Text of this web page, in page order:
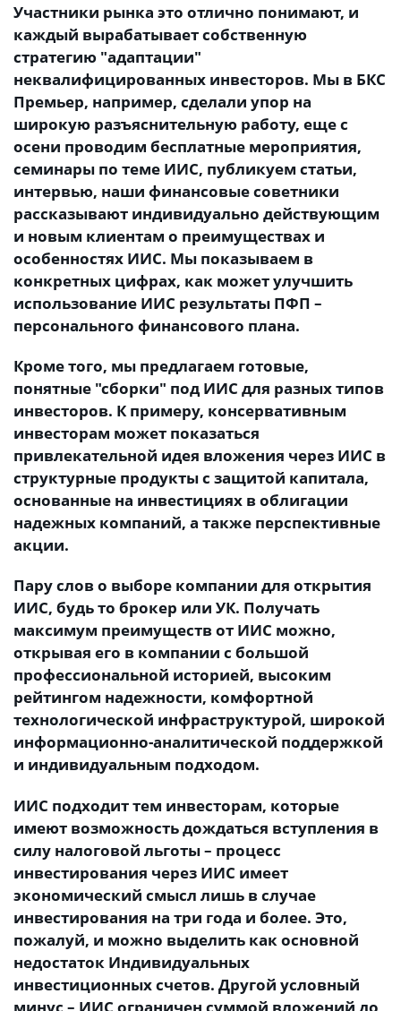
Участники рынка это отлично понимают, и
каждый вырабатывает собственную
стратегию "адаптации"
неквалифицированных инвесторов. Мы в БКС
Премьер, например, сделали упор на
широкую разъяснительную работу, еще с
осени проводим бесплатные мероприятия,
семинары по теме ИИС, публикуем статьи,
интервью, наши финансовые советники
рассказывают индивидуально действующим
и новым клиентам о преимуществах и
особенностях ИИС. Мы показываем в
конкретных цифрах, как может улучшить
использование ИИС результаты ПФП –
персонального финансового плана.
Кроме того, мы предлагаем готовые,
понятные "сборки" под ИИС для разных типов
инвесторов. К примеру, консервативным
инвесторам может показаться
привлекательной идея вложения через ИИС в
структурные продукты с защитой капитала,
основанные на инвестициях в облигации
надежных компаний, а также перспективные
акции.
Пару слов о выборе компании для открытия
ИИС, будь то брокер или УК. Получать
максимум преимуществ от ИИС можно,
открывая его в компании с большой
профессиональной историей, высоким
рейтингом надежности, комфортной
технологической инфраструктурой, широкой
информационно-аналитической поддержкой
и индивидуальным подходом.
ИИС подходит тем инвесторам, которые
имеют возможность дождаться вступления в
силу налоговой льготы – процесс
инвестирования через ИИС имеет
экономический смысл лишь в случае
инвестирования на три года и более. Это,
пожалуй, и можно выделить как основной
недостаток Индивидуальных
инвестиционных счетов. Другой условный
минус – ИИС ограничен суммой вложений до